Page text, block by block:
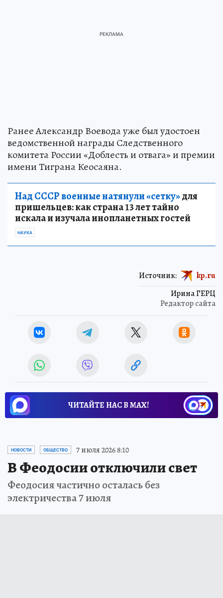
Ранее Александр Воевода уже был удостоен
ведомственной награды Следственного
комитета России «Доблесть и отвага» и премии
имени Тиграна Кеосаяна.
Над СССР военные натянули «сетку»для
пришельцев: как страна 13 лет тайно
искала и изучала инопланетных гостей
НАУКА
Ирина ГЕРЦ
Редактор сайта
Источник: kp.ru
ЧИТАЙТЕ НАС В МАХ!
НОВОСТИ ОБЩЕСТВО 7 июля 2026 8:10
В Феодосии отключили свет
Феодосия частично осталась без
электричества 7 июля